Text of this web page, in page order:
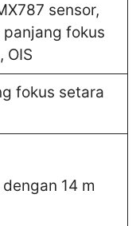
sensor,
fokus
OIS
fokus setara
14 m